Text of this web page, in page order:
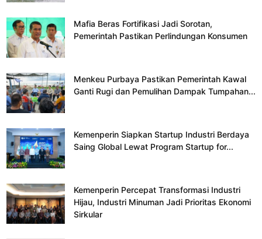
Mafia Beras Fortifikasi Jadi Sorotan,
Pemerintah Pastikan Perlindungan Konsumen
Menkeu Purbaya Pastikan Pemerintah Kawal
Ganti Rugi dan Pemulihan Dampak Tumpahan...
Kemenperin Siapkan Startup Industri Berdaya
Saing Global Lewat Program Startup for...
Kemenperin Percepat Transformasi Industri
Hijau, Industri Minuman Jadi Prioritas Ekonomi
Sirkular